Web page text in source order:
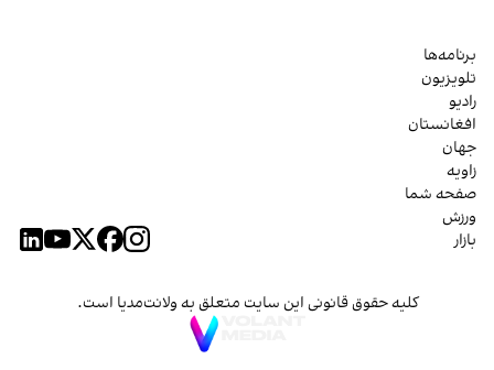
برنامه‌ها
تلویزیون
رادیو
افغانستان
جهان
زاویه
صفحه شما
ورزش
بازار
کلیه حقوق قانونی این سایت متعلق به ولانت‌مدیا است.